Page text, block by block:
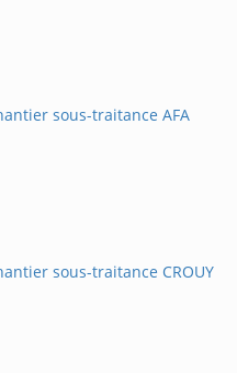
sous-traitance AFA
sous-traitance CROUY